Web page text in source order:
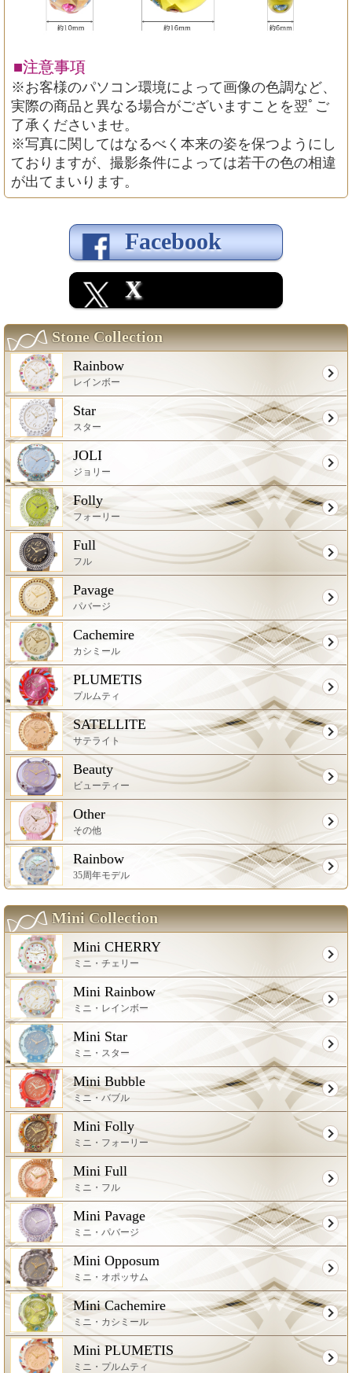
■注意事項
※お客様のパソコン環境によって画像の色調など、
実際の商品と異なる場合がございますことを翌ﾟご
了承くださいませ。
※写真に関してはなるべく本来の姿を保つようにし
ておりますが、撮影条件によっては若干の色の相違
が出てまいります。
Facebook
X
Stone Collection
Rainbow
レインボー
Star
スター
JOLI
ジョリー
Folly
フォーリー
Full
フル
Pavage
パバージ
Cachemire
カシミール
PLUMETIS
プルムティ
SATELLITE
サテライト
Beauty
ビューティー
Other
その他
Rainbow
35周年モデル
Mini Collection
Mini CHERRY
ミニ・チェリー
Mini Rainbow
ミニ・レインボー
Mini Star
ミニ・スター
Mini Bubble
ミニ・バブル
Mini Folly
ミニ・フォーリー
Mini Full
ミニ・フル
Mini Pavage
ミニ・パバージ
Mini Opposum
ミニ・オポッサム
Mini Cachemire
ミニ・カシミール
Mini PLUMETIS
ミニ・プルムティ